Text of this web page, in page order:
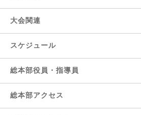
大会関連
スケジュール
総本部役員・指導員
総本部アクセス